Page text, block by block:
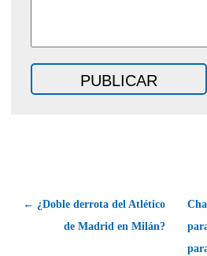
← ¿Doble derrota del Atlético
de Madrid en Milán?